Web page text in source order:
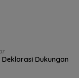
Deklarasi Dukungan